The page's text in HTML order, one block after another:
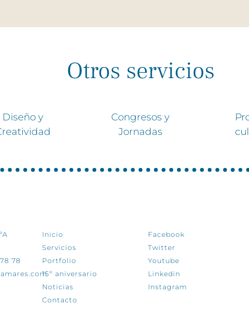
Otros servicios
Diseño y
Congresos y
Jornadas
78
Inicio
Servicios
Portfolio
15º aniversario
Noticias
Contacto
Facebook
Twitter
Youtube
Linkedin
Instagram